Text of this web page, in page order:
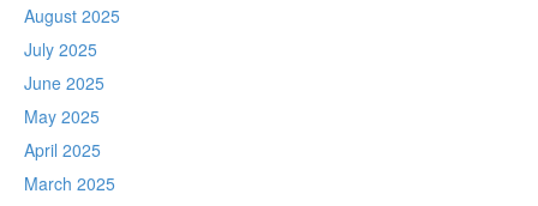
August 2025
July 2025
June 2025
May 2025
April 2025
March 2025